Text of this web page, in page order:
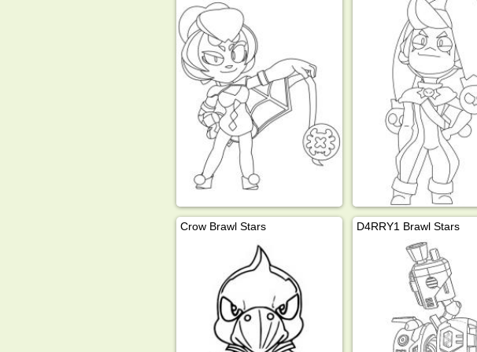
Crow Brawl Stars D4RRY1 Brawl Stars